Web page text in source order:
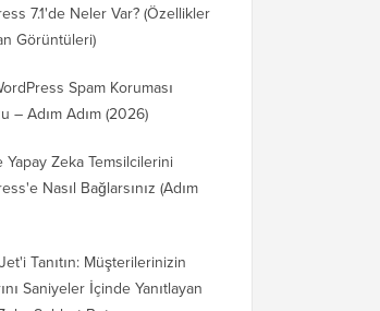
7.1'de Neler Var? (Özellikler
Görüntüleri)
Spam Koruması
– Adım Adım (2026)
Yapay Zeka Temsilcilerini
Nasıl Bağlarsınız (Adım
Tanıtın: Müşterilerinizin
Saniyeler İçinde Yanıtlayan